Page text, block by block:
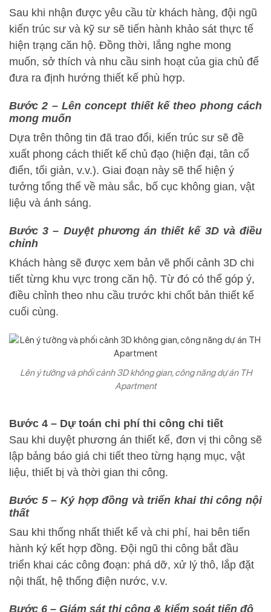
Sau khi nhận được yêu cầu từ khách hàng, đội ngũ
kiến trúc sư và kỹ sư sẽ tiến hành khảo sát thực tế
hiện trạng căn hộ. Đồng thời, lắng nghe mong
muốn, sở thích và nhu cầu sinh hoạt của gia chủ để
đưa ra định hướng thiết kế phù hợp.
Bước 2 – Lên concept thiết kế theo phong cách
mong muốn
Dựa trên thông tin đã trao đổi, kiến trúc sư sẽ đề
xuất phong cách thiết kế chủ đạo (hiện đại, tân cổ
điển, tối giản, v.v.). Giai đoạn này sẽ thể hiện ý
tưởng tổng thể về màu sắc, bố cục không gian, vật
liệu và ánh sáng.
Bước 3 – Duyệt phương án thiết kế 3D và điều
chỉnh
Khách hàng sẽ được xem bản vẽ phối cảnh 3D chi
tiết từng khu vực trong căn hộ. Từ đó có thể góp ý,
điều chỉnh theo nhu cầu trước khi chốt bản thiết kế
cuối cùng.
Lên ý tưởng và phối cảnh 3D không gian, công năng dự án TH
Apartment
Bước 4 – Dự toán chi phí thi công chi tiết
Sau khi duyệt phương án thiết kế, đơn vị thi công sẽ
lập bảng báo giá chi tiết theo từng hạng mục, vật
liệu, thiết bị và thời gian thi công.
Bước 5 – Ký hợp đồng và triển khai thi công nội
thất
Sau khi thống nhất thiết kế và chi phí, hai bên tiến
hành ký kết hợp đồng. Đội ngũ thi công bắt đầu
triển khai các công đoạn: phá dỡ, xử lý thô, lắp đặt
nội thất, hệ thống điện nước, v.v.
Bước 6 – Giám sát thi công & kiểm soát tiến độ